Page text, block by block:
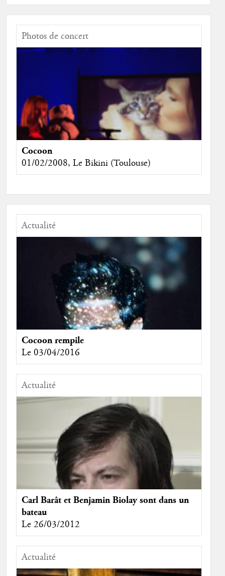
Photos de concert
Cocoon
01/02/2008, Le Bikini (Toulouse)
Actualité
Cocoon rempile
Le 03/04/2016
Actualité
Carl Barât et Benjamin Biolay sont dans un
bateau
Le 26/03/2012
Actualité